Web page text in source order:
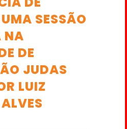
SESSÃO
NA
DE
JUDAS
LUIZ